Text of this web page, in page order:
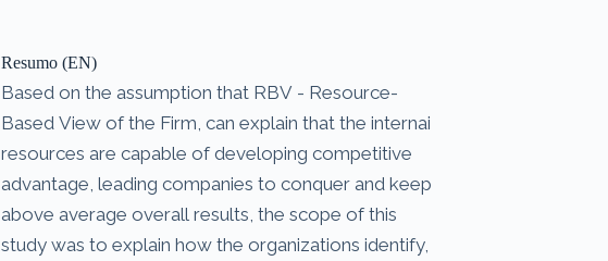
Resumo (EN)
Based on the assumption that RBV - Resource-
Based View of the Firm, can explain that the internai
resources are capable of developing competitive
advantage, leading companies to conquer and keep
above average overall results, the scope of this
study was to explain how the organizations identify,